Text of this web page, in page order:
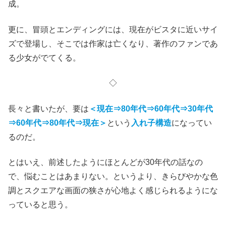
成。
更に、冒頭とエンディングには、現在がビスタに近いサイ
ズで登場し、そこでは作家は亡くなり、著作のファンであ
る少女がでてくる。
◇
長々と書いたが、要は ＜現在⇒80年代⇒60年代⇒30年代
⇒60年代⇒80年代⇒現在＞ という 入れ子構造になってい
るのだ。
とはいえ、前述したようにほとんどが30年代の話なの
で、悩むことはあまりない。というより、きらびやかな色
調とスクエアな画面の狭さが心地よく感じられるようにな
っていると思う。